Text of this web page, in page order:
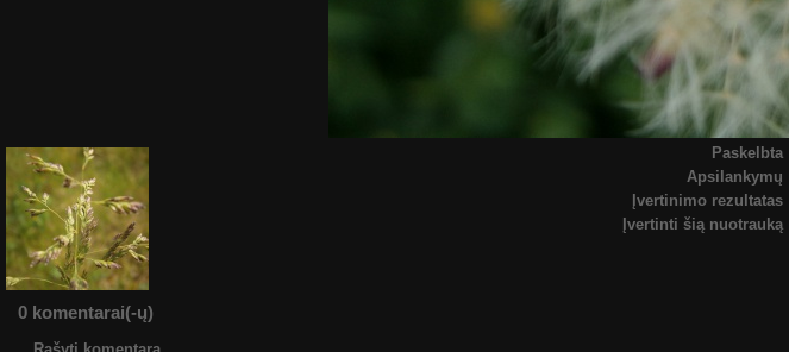
Paskelbta
Apsilankymų
Įvertinimo rezultatas
Įvertinti šią nuotrauką
0 komentarai(-ų)